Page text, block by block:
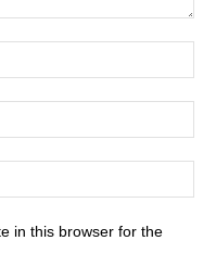
in this browser for the